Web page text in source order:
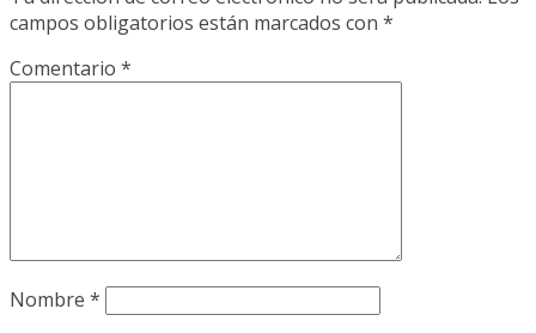
campos obligatorios están marcados con *
Comentario *
Nombre *